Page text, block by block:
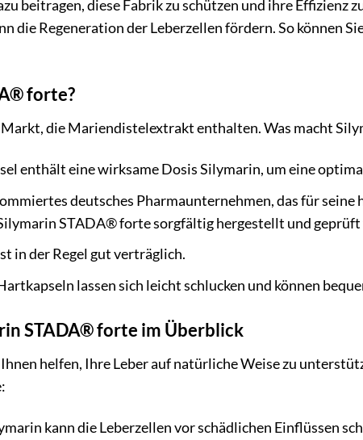
beitragen, diese Fabrik zu schützen und ihre Effizienz
die Regeneration der Leberzellen fördern. So können
forte?
die Mariendistelextrakt enthalten. Was macht
enthält eine wirksame Dosis Silymarin, um eine
deutsches Pharmaunternehmen, das für
STADA® forte sorgfältig hergestellt und
in der Regel gut verträglich.
lassen sich leicht schlucken und können
STADA® forte im Überblick
helfen, Ihre Leber auf natürliche Weise zu
kann die Leberzellen vor schädlichen Einflüssen